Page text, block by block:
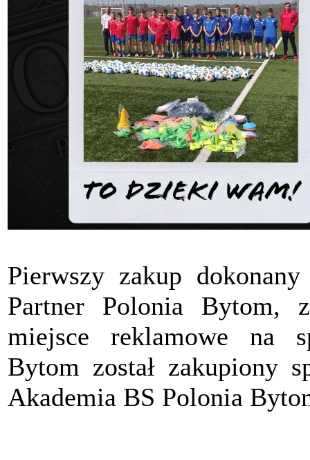
Pierwszy zakup
Partner Polonia Bytom,
miejsce reklamowe na
Bytom został zakupiony
Akademia BS Polonia